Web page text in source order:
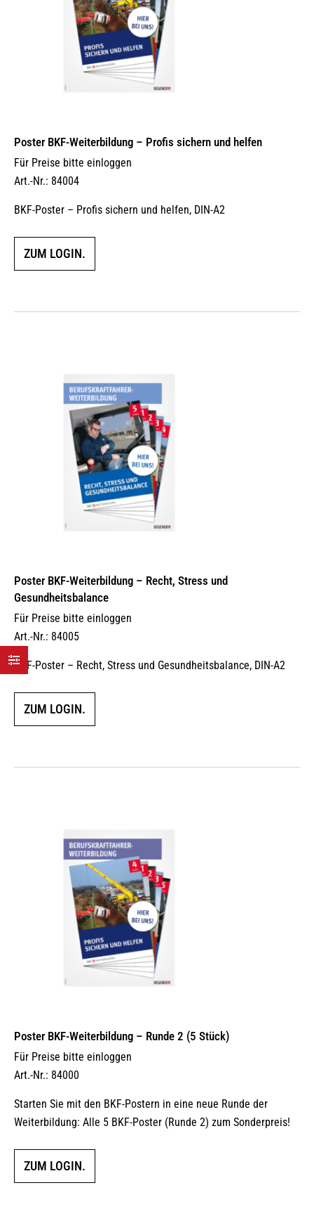
Poster BKF-Weiterbildung – Profis sichern und helfen
Für Preise bitte einloggen
Art.-Nr.: 84004
BKF-Poster – Profis sichern und helfen, DIN-A2
ZUM LOGIN.
Poster BKF-Weiterbildung – Recht, Stress und
Gesundheitsbalance
Für Preise bitte einloggen
Art.-Nr.: 84005
BKF-Poster – Recht, Stress und Gesundheitsbalance, DIN-A2
ZUM LOGIN.
Poster BKF-Weiterbildung – Runde 2 (5 Stück)
Für Preise bitte einloggen
Art.-Nr.: 84000
Starten Sie mit den BKF-Postern in eine neue Runde der
Weiterbildung: Alle 5 BKF-Poster (Runde 2) zum Sonderpreis!
ZUM LOGIN.